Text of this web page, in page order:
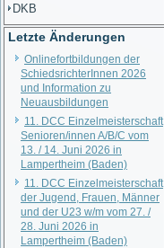
DKB
Letzte Änderungen
Onlinefortbildungen der
SchiedsrichterInnen 2026
und Information zu
Neuausbildungen
11. DCC Einzelmeisterschaft
Senioren/innen A/B/C vom
13. / 14. Juni 2026 in
Lampertheim (Baden)
11. DCC Einzelmeisterschaft
der Jugend, Frauen, Männer
und der U23 w/m vom 27. /
28. Juni 2026 in
Lampertheim (Baden)